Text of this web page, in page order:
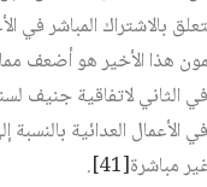
بالاشتراك المباشر في
هذا الأخير هو أضعف
الأعمال العدائية بالنسبة
مباشرة[41]
.